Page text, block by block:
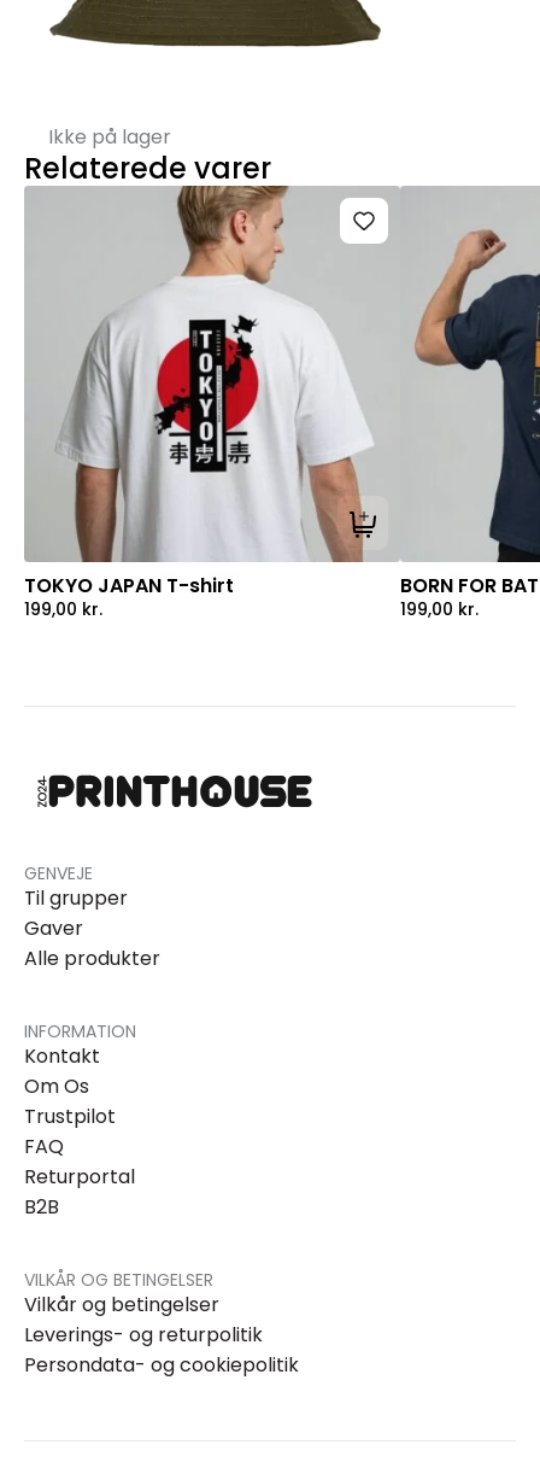
Ikke på lager
Relaterede varer
Tilføj til kurv
TOKYO JAPAN T-shirt
199,00 kr.
BORN FOR
199,00 kr.
GENVEJE
Til grupper
Gaver
Alle produkter
INFORMATION
Kontakt
Om Os
Trustpilot
FAQ
Returportal
B2B
VILKÅR OG BETINGELSER
Vilkår og betingelser
Leverings- og returpolitik
Persondata- og cookiepolitik